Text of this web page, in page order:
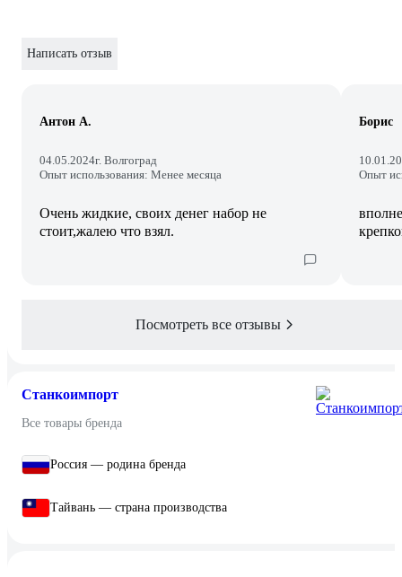
Написать отзыв
Антон А.
04.05.2024г. Волгоград
Опыт использования: Менее месяца
Очень жидкие, своих денег набор не
стоит,жалею что взял.
Борис
Опыт
Посмотреть все отзывы
Станкоимпорт
Все товары бренда
Россия — родина бренда
Тайвань — страна производства